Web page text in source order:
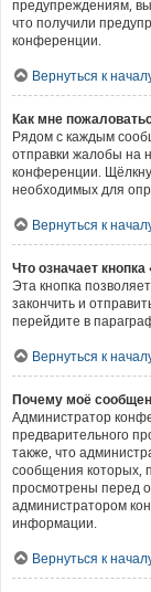
предупреждениям,
что получили
конференции.
Вернуться к
Как мне
Рядом с каждым
отправки жалобы на
конференции.
необходимых для
Вернуться к
Что означает
Эта кнопка
закончить и
перейдите в
Вернуться к
Почему моё
Администратор
предварительного
также, что
сообщения которых,
просмотрены перед
администратором
информации.
Вернуться к